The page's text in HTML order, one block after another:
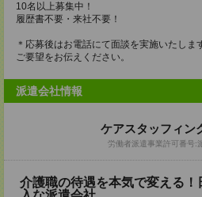
10名以上募集中！
履歴書不要・来社不要！
＊応募後はお電話にて面談を実施いたし
ご要望をお伝えください。
派遣会社情報
ケアスタッフィン
労働者派遣事業許可番号:
介護職の待遇を本気で変える！